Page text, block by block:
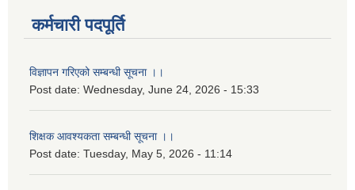
कर्मचारी पदपूर्ति
विज्ञापन गरिएको सम्बन्धी सूचना ।।
Post date: Wednesday, June 24, 2026 - 15:33
शिक्षक आवश्यकता सम्बन्धी सूचना ।।
Post date: Tuesday, May 5, 2026 - 11:14